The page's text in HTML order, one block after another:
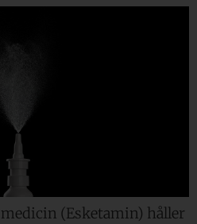
(Esketamin) håller